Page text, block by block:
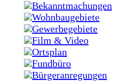
Bekanntmachungen
Wohnbaugebiete
Gewerbegebiete
Film & Video
Ortsplan
Fundbüro
Bürgeranregungen